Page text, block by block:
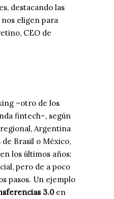
destacando las
nos eligen para
CEO de
–otro de los
fintech–, según
Argentina
Brasil o México,
los últimos años:
pero de a poco
pasos. Un ejemplo
3.0 en